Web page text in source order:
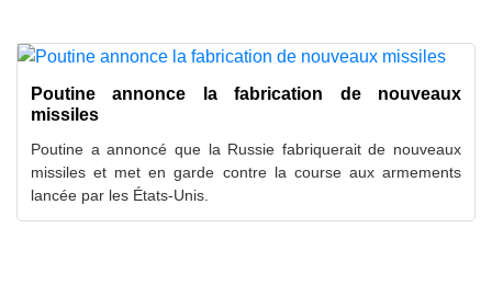
Poutine annonce la fabrication de nouveaux
missiles
Poutine a annoncé que la Russie fabriquerait de nouveaux
missiles et met en garde contre la course aux armements
lancée par les États-Unis.